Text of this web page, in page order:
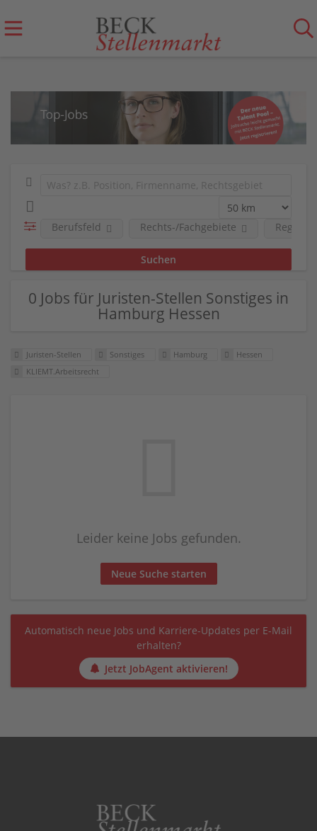
Berufsfeld Rechts-/Fachgebiete Region
0 Jobs für Juristen-Stellen Sonstiges in
Hamburg Hessen
Juristen-Stellen Sonstiges Hamburg
Hessen
KLIEMT.Arbeitsrecht
Leider keine Jobs gefunden.
Neue Suche starten
Automatisch neue Jobs und Karriere-Updates per E-Mail
erhalten?
Jetzt JobAgent aktivieren!